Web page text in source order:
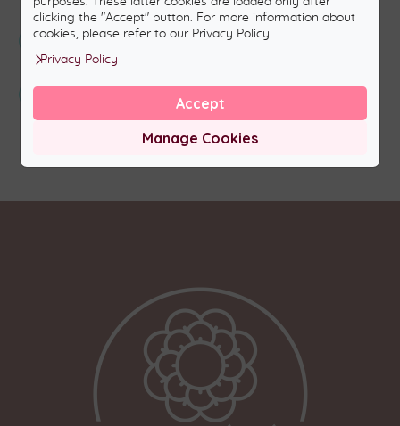
Sportolók
Csoportok
clicking the "Accept" button. For more information about
cookies, please refer to our Privacy Policy.
Privacy Policy
Manage Cookies
Accept